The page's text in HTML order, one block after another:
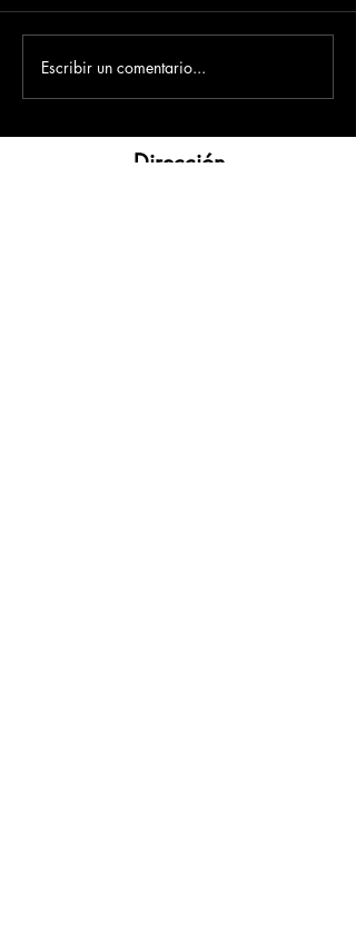
Escribir un comentario...
Dirección